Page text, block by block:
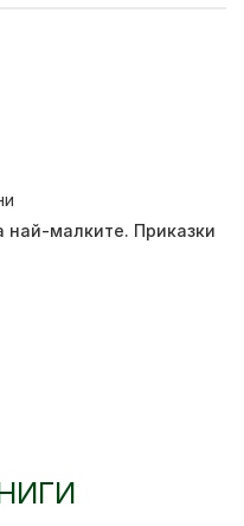
най-малките. Приказки